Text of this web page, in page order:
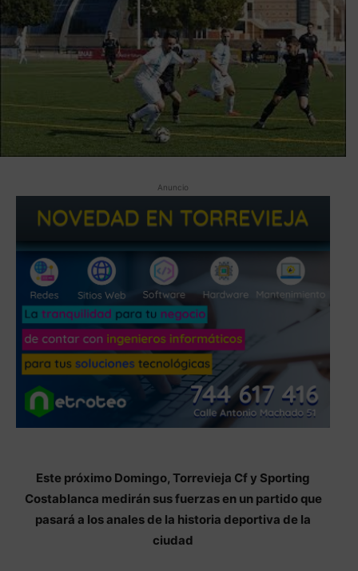
Anuncio
Este próximo Domingo, Torrevieja Cf y Sporting
Costablanca medirán sus fuerzas en un partido que
pasará a los anales de la historia deportiva de la
ciudad